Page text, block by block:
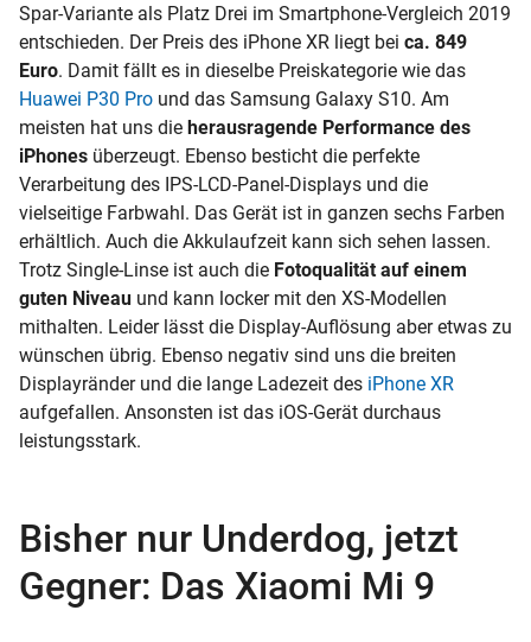
Spar-Variante als Platz Drei im Smartphone-Vergleich 2019
entschieden. Der Preis des iPhone XR liegt bei ca. 849
Euro. Damit fällt es in dieselbe Preiskategorie wie das
Huawei P30 Pro und das Samsung Galaxy S10. Am
meisten hat uns die herausragende Performance des
iPhones überzeugt. Ebenso besticht die perfekte
Verarbeitung des IPS-LCD-Panel-Displays und die
vielseitige Farbwahl. Das Gerät ist in ganzen sechs Farben
erhältlich. Auch die Akkulaufzeit kann sich sehen lassen.
Trotz Single-Linse ist auch die Fotoqualität auf einem
guten Niveau und kann locker mit den XS-Modellen
mithalten. Leider lässt die Display-Auflösung aber etwas zu
wünschen übrig. Ebenso negativ sind uns die breiten
Displayränder und die lange Ladezeit des iPhone XR
aufgefallen. Ansonsten ist das iOS-Gerät durchaus
leistungsstark.
Bisher nur Underdog, jetzt
Gegner: Das Xiaomi Mi 9